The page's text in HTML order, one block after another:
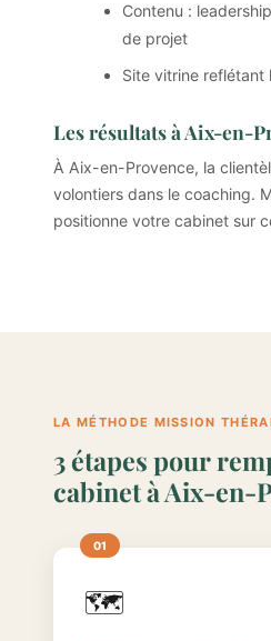
Contenu :
de projet
Site vitrine reflétant
Les résultats à Aix-en-
À Aix-en-Provence, la
volontiers dans le coaching.
positionne votre cabinet sur
LA MÉTHODE MISSION
3 étapes pour
cabinet à Aix-en-
🗺️